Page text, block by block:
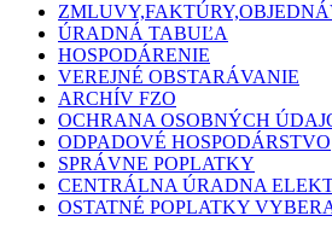
ÚRADNÁ TABUĽA
HOSPODÁRENIE
VEREJNÉ OBSTARÁVANIE
ARCHÍV FZO
OCHRANA OSOBNÝCH
ODPADOVÉ HOSPODÁRSTVO
SPRÁVNE POPLATKY
CENTRÁLNA ÚRADNA
OSTATNÉ POPLATKY